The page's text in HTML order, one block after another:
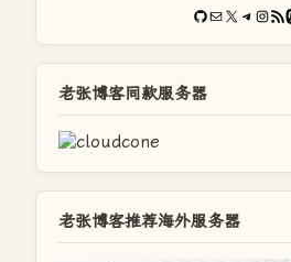
GitHub
电子邮件X RSS
老张博客同款服务器
老张博客推荐海外服务器